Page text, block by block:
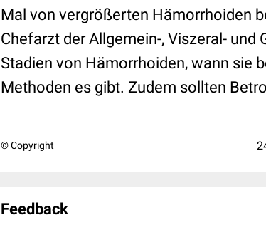
Mal von vergrößerten Hämorrhoiden
Chefarzt der Allgemein-, Viszeral-
Stadien von Hämorrhoiden, wann sie
Methoden es gibt. Zudem sollten
© Copyright
Feedback